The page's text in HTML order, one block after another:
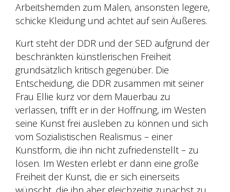
Arbeitshemden zum Malen, ansonsten legere,
schicke Kleidung und achtet auf sein Äußeres.
Kurt steht der DDR und der SED aufgrund der
beschränkten künstlerischen Freiheit
grundsätzlich kritisch gegenüber. Die
Entscheidung, die DDR zusammen mit seiner
Frau Ellie kurz vor dem Mauerbau zu
verlassen, trifft er in der Hoffnung, im Westen
seine Kunst frei ausleben zu können und sich
vom Sozialistischen Realismus – einer
Kunstform, die ihn nicht zufriedenstellt – zu
lösen. Im Westen erlebt er dann eine große
Freiheit der Kunst, die er sich einerseits